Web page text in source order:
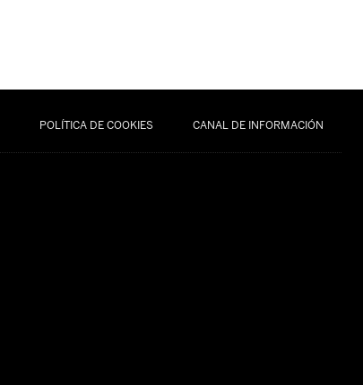
POLÍTICA DE COOKIES CANAL DE INFORMACIÓN